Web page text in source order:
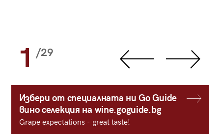
1 /29
Избери от специалната ни Go Guide
вино селекция на wine.goguide.bg
Grape expectations - great taste!